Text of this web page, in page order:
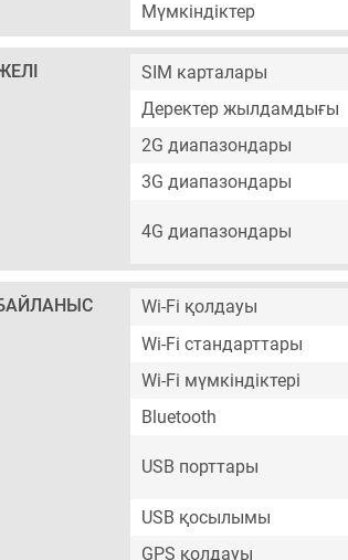
Мүмкіндіктер
SIM карталары
Деректер жылдамдығы
2G диапазондары
3G диапазондары
4G диапазондары
Wi-Fi қолдауы
Wi-Fi стандарттары
Wi-Fi мүмкіндіктері
Bluetooth
USB порттары
USB қосылымы
GPS қолдауы